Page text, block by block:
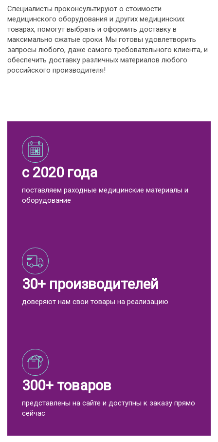
Специалисты проконсультируют о стоимости
медицинского оборудования и других медицинских
товарах, помогут выбрать и оформить доставку в
максимально сжатые сроки. Мы готовы удовлетворить
запросы любого, даже самого требовательного клиента, и
обеспечить доставку различных материалов любого
российского производителя!
с 2020 года
поставляем раходные медицинские материалы и
оборудование
30+ производителей
доверяют нам свои товары на реализацию
300+ товаров
представлены на сайте и доступны к заказу прямо
сейчас